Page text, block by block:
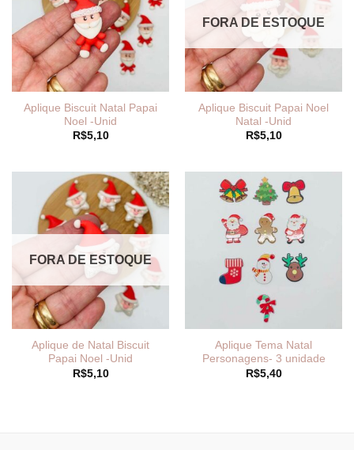
Aplique Biscuit Natal Papai
Noel -Unid
R$5,10
FORA DE ESTOQUE
Aplique Biscuit Papai Noel
Natal -Unid
R$5,10
FORA DE ESTOQUE
Aplique de Natal Biscuit
Papai Noel -Unid
R$5,10
Aplique Tema Natal
Personagens- 3 unidade
R$5,40